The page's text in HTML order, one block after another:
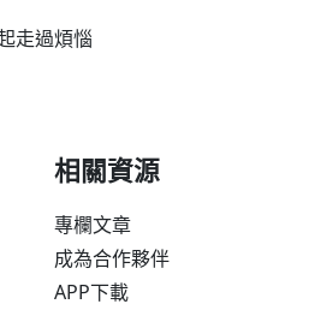
走過煩惱
相關資源
專欄文章
成為合作夥伴
APP下載